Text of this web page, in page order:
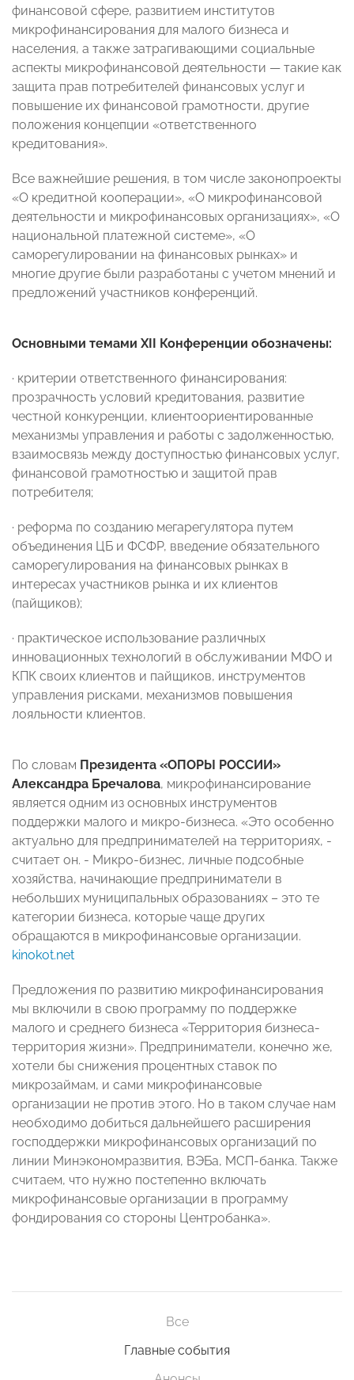
финансовой сфере, развитием институтов
микрофинансирования для малого бизнеса и
населения, а также затрагивающими социальные
аспекты микрофинансовой деятельности — такие как
защита прав потребителей финансовых услуг и
повышение их финансовой грамотности, другие
положения концепции «ответственного
кредитования».
Все важнейшие решения, в том числе законопроекты
«О кредитной кооперации», «О микрофинансовой
деятельности и микрофинансовых организациях», «О
национальной платежной системе», «О
саморегулировании на финансовых рынках» и
многие другие были разработаны с учетом мнений и
предложений участников конференций.
Основными темами XII Конференции обозначены:
· критерии ответственного финансирования:
прозрачность условий кредитования, развитие
честной конкуренции, клиентоориентированные
механизмы управления и работы с задолженностью,
взаимосвязь между доступностью финансовых услуг,
финансовой грамотностью и защитой прав
потребителя;
· реформа по созданию мегарегулятора путем
объединения ЦБ и ФСФР, введение обязательного
саморегулирования на финансовых рынках в
интересах участников рынка и их клиентов
(пайщиков);
· практическое использование различных
инновационных технологий в обслуживании МФО и
КПК своих клиентов и пайщиков, инструментов
управления рисками, механизмов повышения
лояльности клиентов.
По словам Президента «ОПОРЫ РОССИИ»
Александра Бречалова, микрофинансирование
является одним из основных инструментов
поддержки малого и микро-бизнеса. «Это особенно
актуально для предпринимателей на территориях, -
считает он. - Микро-бизнес, личные подсобные
хозяйства, начинающие предприниматели в
небольших муниципальных образованиях – это те
категории бизнеса, которые чаще других
обращаются в микрофинансовые организации.
kinokot.net
Предложения по развитию микрофинансирования
мы включили в свою программу по поддержке
малого и среднего бизнеса «Территория бизнеса-
территория жизни». Предприниматели, конечно же,
хотели бы снижения процентных ставок по
микрозаймам, и сами микрофинансовые
организации не против этого. Но в таком случае нам
необходимо добиться дальнейшего расширения
господдержки микрофинансовых организаций по
линии Минэкономразвития, ВЭБа, МСП-банка. Также
считаем, что нужно постепенно включать
микрофинансовые организации в программу
фондирования со стороны Центробанка».
Все
Главные события